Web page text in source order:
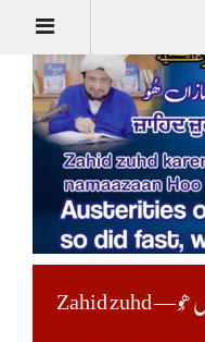
زاہد زہد کریندے تھکے، روزے نفل نمازاں ھُو — Zahid zuhd